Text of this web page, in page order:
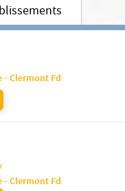
- Clermont Fd
- Clermont Fd